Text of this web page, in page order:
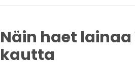
Näin haet
kautta